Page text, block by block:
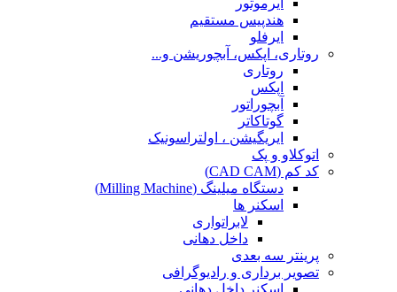
ایرموتور
هندپیس مستقیم
ایرفلو
روتاری، اپکس، آبچوریشن و...
روتاری
اپکس
آبچوراتور
گوتاکاتر
ایریگیشن ، اولتراسونیک
اتوکلاو و پک
کد کم (CAD CAM)
دستگاه میلینگ (Milling Machine)
اسکنر ها
لابراتواری
داخل دهانی
پرینتر سه بعدی
تصویر برداری و رادیوگرافی